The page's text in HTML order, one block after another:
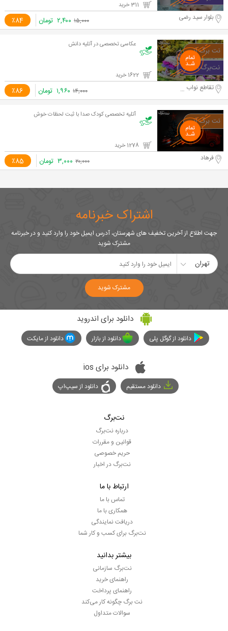
٪84 بلوار سید رضی ۱۵,۰۰۰ ۲,۴۰۰ تومان
عکاسی تخصصی در آتلیه دانش
٪86 تقاطع نواب و آزادی ۱۴,۰۰۰ ۱,۹۶۰ تومان
آتلیه تخصصی کودک صدا با ثبت لحظات خوش
٪85 فرهاد ۲۰,۰۰۰ ۳,۰۰۰ تومان
اشتراک خبرنامه
جهت اطلاع از آخرین تخفیف های شهرستان، آدرس ایمیل خود را وارد کنید و در خبرنامه
مشترک شوید
تهران
مشترک شوید
دانلود برای اندروید
دانلود از گوگل پلی دانلود از بازار دانلود از مایکت
دانلود برای ios
دانلود مستقیم دانلود از سیپ‌اپ
نت‌برگ
درباره نت‌برگ
قوانین و مقررات
حریم خصوصی
نت‌برگ در اخبار
ارتباط با ما
تماس با ما
همکاری با ما
دریافت نمایندگی
نت‌برگ برای کسب و کار شما
بیشتر بدانید
نت‌برگ سازمانی
راهنمای خرید
راهنمای پرداخت
نت برگ چگونه کار می‌کند
سوالات متداول